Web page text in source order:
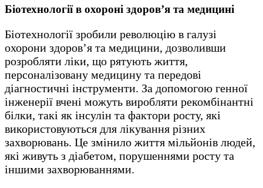
Біотехнології в охороні здоров’я та медицині
Біотехнології зробили революцію в галузі
охорони здоров’я та медицини, дозволивши
розробляти ліки, що рятують життя,
персоналізовану медицину та передові
діагностичні інструменти. За допомогою генної
інженерії вчені можуть виробляти рекомбінантні
білки, такі як інсулін та фактори росту, які
використовуються для лікування різних
захворювань. Це змінило життя мільйонів людей,
які живуть з діабетом, порушеннями росту та
іншими захворюваннями.